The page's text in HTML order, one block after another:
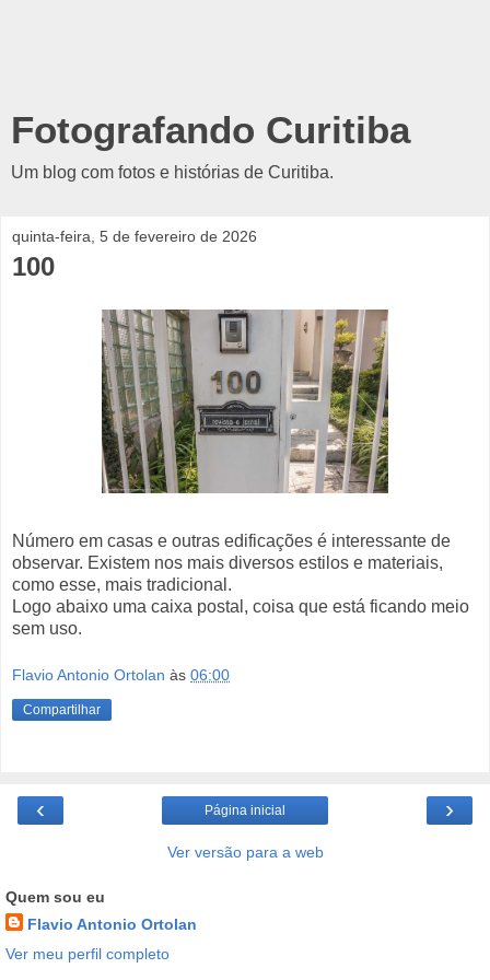
Fotografando Curitiba
Um blog com fotos e histórias de Curitiba.
quinta-feira, 5 de fevereiro de 2026
100
Número em casas e outras edificações é interessante de
observar. Existem nos mais diversos estilos e materiais,
como esse, mais tradicional.
Logo abaixo uma caixa postal, coisa que está ficando meio
sem uso.
Flavio Antonio Ortolan às 06:00
Compartilhar
‹ ›
Página inicial
Ver versão para a web
Quem sou eu
Flavio Antonio Ortolan
Ver meu perfil completo